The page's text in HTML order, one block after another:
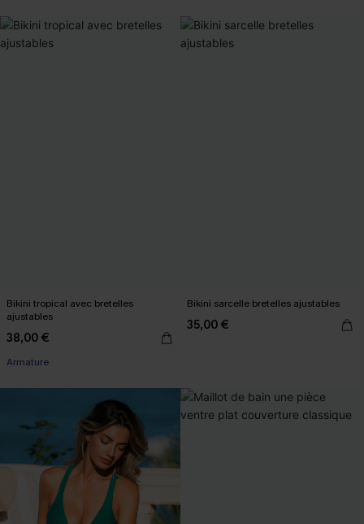
Bikini tropical avec bretelles
ajustables
38,00 €
Armature
Bikini sarcelle bretelles ajustables
35,00 €